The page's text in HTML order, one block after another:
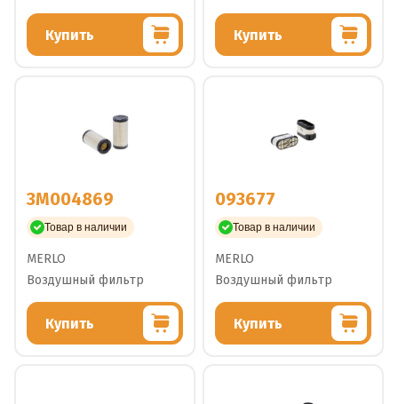
Купить Купить
3M004869
Товар в наличии
MERLO
Воздушный фильтр
Купить
093677
Товар в наличии
MERLO
Воздушный фильтр
Купить